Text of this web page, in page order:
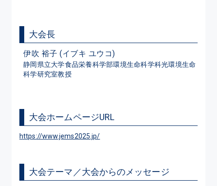
大会長
伊吹 裕子 (イブキ ユウコ)
静岡県立大学食品栄養科学部環境生命科学科光環境生命
科学研究室教授
大会ホームページURL
https://www.jems2025.jp/
大会テーマ／大会からのメッセージ